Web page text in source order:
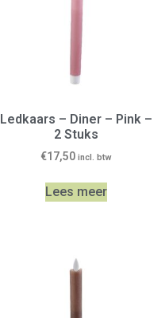
Ledkaars – Diner – Pink –
2 Stuks
€17,50 incl. btw
Lees meer